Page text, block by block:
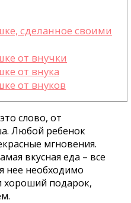
сделанное своими
от внучки
от внука
от внуков
слово, от
Любой ребенок
мгновения.
вкусная еда – все
нее необходимо
хороший подарок,